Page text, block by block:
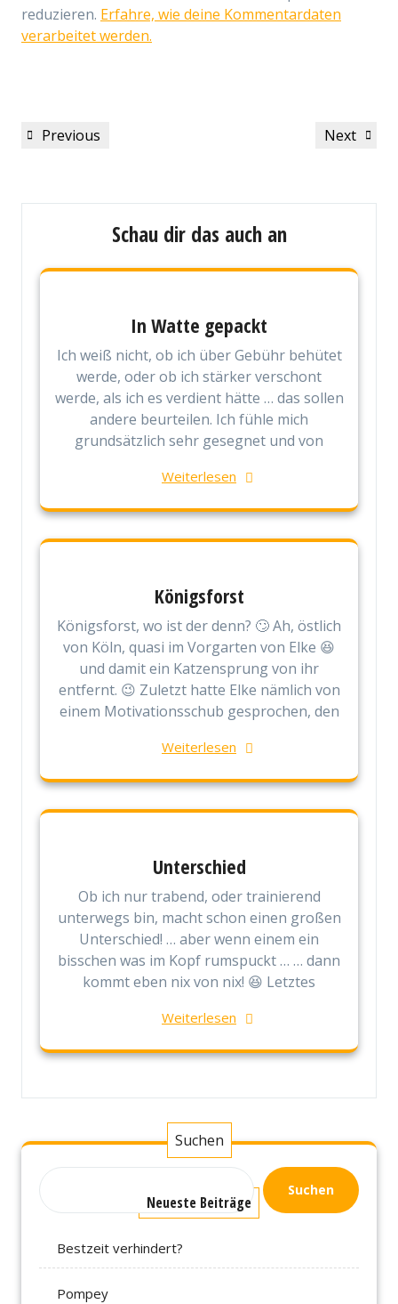
reduzieren. Erfahre, wie deine Kommentardaten
verarbeitet werden.
Beitragsnavigation
Previous
Previous
Next
Next
Schau dir das auch an
In Watte gepackt
Ich weiß nicht, ob ich über Gebühr behütet
werde, oder ob ich stärker verschont
werde, als ich es verdient hätte … das sollen
andere beurteilen. Ich fühle mich
grundsätzlich sehr gesegnet und von
Weiterlesen
Königsforst
Königsforst, wo ist der denn? 🙄 Ah, östlich
von Köln, quasi im Vorgarten von Elke 😆
und damit ein Katzensprung von ihr
entfernt. 😉 Zuletzt hatte Elke nämlich von
einem Motivationsschub gesprochen, den
Weiterlesen
Unterschied
Ob ich nur trabend, oder trainierend
unterwegs bin, macht schon einen großen
Unterschied! … aber wenn einem ein
bisschen was im Kopf rumspuckt … … dann
kommt eben nix von nix! 😆 Letztes
Weiterlesen
Suchen
Suchen
Neueste Beiträge
Bestzeit verhindert?
Pompey